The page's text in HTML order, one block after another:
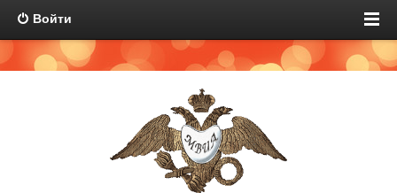
Войти